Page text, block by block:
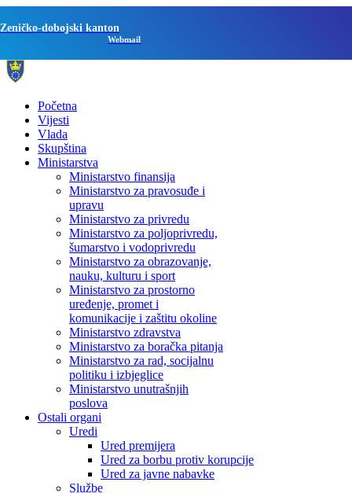
Zeničko-dobojski kanton
Webmail
Početna
Vijesti
Vlada
Skupština
Ministarstva
Ministarstvo finansija
Ministarstvo za pravosuđe i
upravu
Ministarstvo za privredu
Ministarstvo za poljoprivredu,
šumarstvo i vodoprivredu
Ministarstvo za obrazovanje,
nauku, kulturu i sport
Ministarstvo za prostorno
uređenje, promet i
komunikacije i zaštitu okoline
Ministarstvo zdravstva
Ministarstvo za boračka pitanja
Ministarstvo za rad, socijalnu
politiku i izbjeglice
Ministarstvo unutrašnjih
poslova
Ostali organi
Uredi
Ured premijera
Ured za borbu protiv korupcije
Ured za javne nabavke
Službe